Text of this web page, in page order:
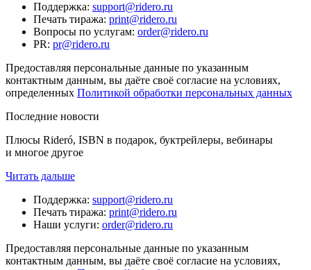
Поддержка: support@ridero.ru
Печать тиража: print@ridero.ru
Вопросы по услугам: order@ridero.ru
PR: pr@ridero.ru
Предоставляя персональные данные по указанным
контактным данным, вы даёте своё согласие на условиях,
определенных Политикой обработки персональных данных
Последние новости
Плюсы Rideró, ISBN в подарок, буктрейлеры, вебинары
и многое другое
Читать дальше
Поддержка: support@ridero.ru
Печать тиража: print@ridero.ru
Наши услуги: order@ridero.ru
Предоставляя персональные данные по указанным
контактным данным, вы даёте своё согласие на условиях,